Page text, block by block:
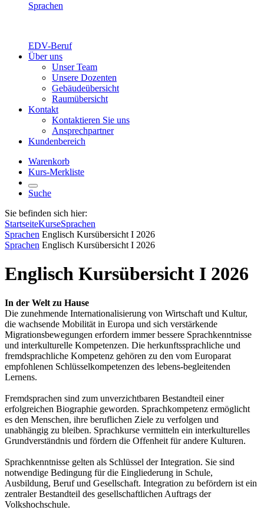
Sprachen
EDV-Beruf
Über uns
Unser Team
Unsere Dozenten
Gebäudeübersicht
Raumübersicht
Kontakt
Kontaktieren Sie uns
Ansprechpartner
Kundenbereich
Warenkorb
Kurs-Merkliste
Suche
Sie befinden sich hier:
StartseiteKurseSprachen
Sprachen Englisch Kursübersicht I 2026
Sprachen Englisch Kursübersicht I 2026
Englisch Kursübersicht I 2026
In der Welt zu Hause
Die zunehmende Internationalisierung von Wirtschaft und Kultur,
die wachsende Mobilität in Europa und sich verstärkende
Migrationsbewegungen erfordern immer bessere Sprachkenntnisse
und interkulturelle Kompetenzen. Die herkunftssprachliche und
fremdsprachliche Kompetenz gehören zu den vom Europarat
empfohlenen Schlüsselkompetenzen des lebens-begleitenden
Lernens.
Fremdsprachen sind zum unverzichtbaren Bestandteil einer
erfolgreichen Biographie geworden. Sprachkompetenz ermöglicht
es den Menschen, ihre beruflichen Ziele zu verfolgen und
unabhängig zu bleiben. Sprachkurse vermitteln ein interkulturelles
Grundverständnis und fördern die Offenheit für andere Kulturen.
Sprachkenntnisse gelten als Schlüssel der Integration. Sie sind
notwendige Bedingung für die Eingliederung in Schule,
Ausbildung, Beruf und Gesellschaft. Integration zu befördern ist ein
zentraler Bestandteil des gesellschaftlichen Auftrags der
Volkshochschule.